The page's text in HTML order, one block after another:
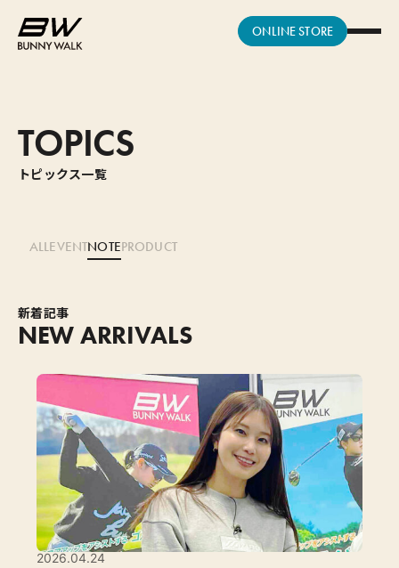
ONLINE STORE
TOPICS
トピックス一覧
ALLEVENTNOTEPRODUCT
新着記事
NEW ARRIVALS
2026.04.24